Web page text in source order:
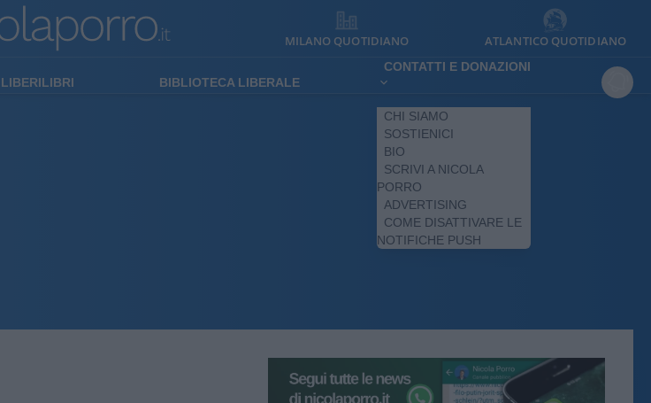
MILANO QUOTIDIANO ATLANTICO QUOTIDIANO
LIBERILIBRI BIBLIOTECA LIBERALE
CONTATTI E DONAZIONI
CHI SIAMO
SOSTIENICI
BIO
SCRIVI A NICOLA
PORRO
ADVERTISING
COME DISATTIVARE LE
NOTIFICHE PUSH